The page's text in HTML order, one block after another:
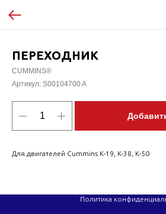
ПЕРЕХОДНИК
CUMMINS®
Артикул: S00104700 A
Для двигателей Cummins K-19, K-38, K-50
Политика